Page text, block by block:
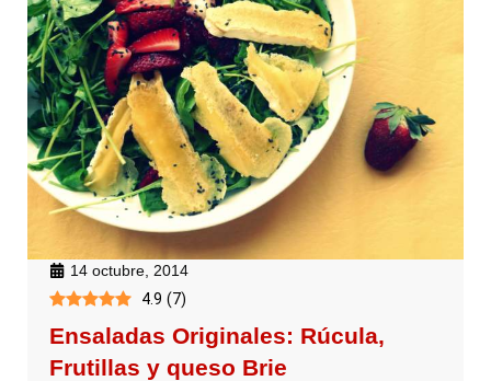
14 octubre, 2014
4.9 (7)
Ensaladas Originales: Rúcula,
Frutillas y queso Brie